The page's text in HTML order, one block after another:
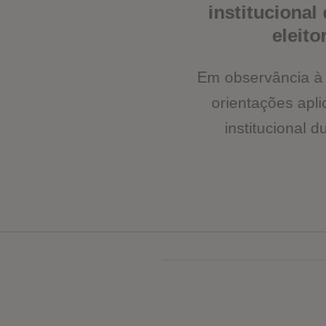
institucional
Em observância
orientações
institucional